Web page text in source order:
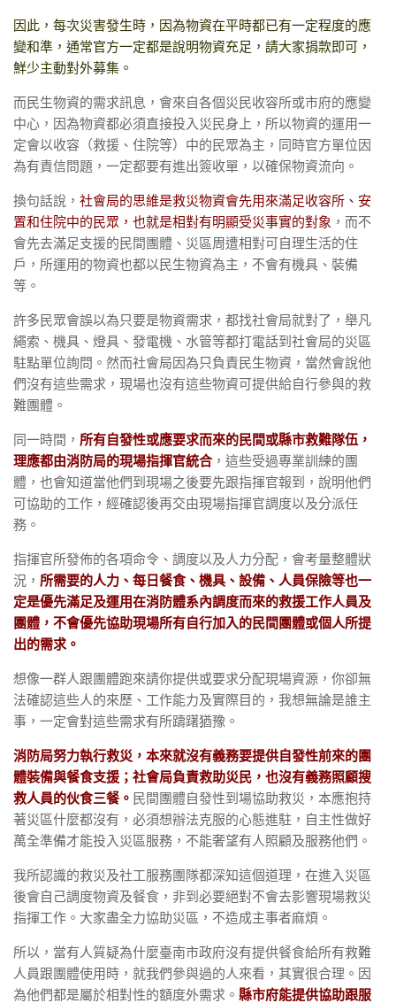
因此，每次災害發生時，因為物資在平時都已有一定程度的應
變和準，通常官方一定都是說明物資充足，請大家捐款即可，
鮮少主動對外募集。
而民生物資的需求訊息，會來自各個災民收容所或市府的應變
中心，因為物資都必須直接投入災民身上，所以物資的運用一
定會以收容（救援、住院等）中的民眾為主，同時官方單位因
為有責信問題，一定都要有進出簽收單，以確保物資流向。
換句話說， 社會局的思維是救災物資會先用來滿足收容所、安
置和住院中的民眾，也就是相對有明顯受災事實的對象 ， 而不
會先去滿足支援的民間團體、災區周遭相對可自理生活的住
戶，所運用的物資也都以民生物資為主，不會有機具、裝備
等。
許多民眾會誤以為只要是物資需求，都找社會局就對了，舉凡
繩索、機具、燈具、發電機、水管等都打電話到社會局的災區
駐點單位詢問。然而社會局因為只負責民生物資，當然會說他
們沒有這些需求，現場也沒有這些物資可提供給自行參與的救
難團體。
同一時間， 所有自發性或應要求而來的民間或縣市救難隊伍，
理應都由消防局的現場指揮官統合 ，這些受過專業訓練的團
體，也會知道當他們到現場之後要先跟指揮官報到，說明他們
可協助的工作，經確認後再交由現場指揮官調度以及分派任
務。
指揮官所發佈的各項命令、調度以及人力分配，會考量整體狀
況， 所需要的人力、每日餐食、機具、設備、人員保險等也一
定是優先滿足及運用在消防體系內調度而來的救援工作人員及
團體，不會優先協助現場所有自行加入的民間團體或個人所提
出的需求。
想像一群人跟團體跑來請你提供或要求分配現場資源，你卻無
法確認這些人的來歷、工作能力及實際目的，我想無論是誰主
事，一定會對這些需求有所躊躇猶豫。
消防局努力執行救災，本來就沒有義務要提供自發性前來的團
體裝備與餐食支援；社會局負責救助災民，也沒有義務照顧搜
救人員的伙食三餐。 民間團體自發性到場協助救災，本應抱持
著災區什麼都沒有，必須想辦法克服的心態進駐，自主性做好
萬全準備才能投入災區服務，不能奢望有人照顧及服務他們。
我所認識的救災及社工服務團隊都深知這個道理，在進入災區
後會自己調度物資及餐食，非到必要絕對不會去影響現場救災
指揮工作。大家盡全力協助災區，不造成主事者麻煩。
所以，當有人質疑為什麼臺南市政府沒有提供餐食給所有救難
人員跟團體使用時，就我們參與過的人來看，其實很合理。因
為他們都是屬於相對性的額度外需求。 縣市府能提供協助跟服